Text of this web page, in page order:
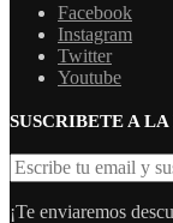
Facebook
Instagram
Twitter
Youtube
SUSCRIBETE A
¡Te enviaremos